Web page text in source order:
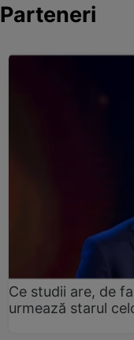
Parteneri
Ce studii are, de
urmează starul